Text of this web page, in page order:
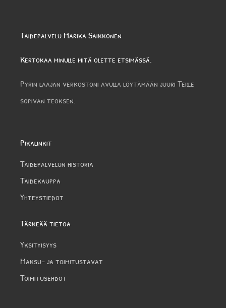
Taidepalvelu Marika Saikkonen
Kertokaa minulle mitä olette etsimässä.
Pyrin laajan verkostoni avulla löytämään juuri Teille
sopivan teoksen.
Pikalinkit
Taidepalvelun historia
Taidekauppa
Yhteystiedot
Tärkeää tietoa
Yksityisyys
Maksu- ja toimitustavat
Toimitusehdot